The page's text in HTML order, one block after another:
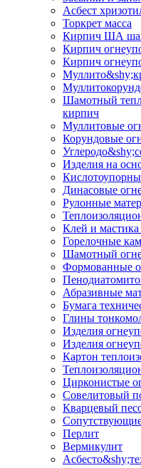
Асбест
Торкрет масса
Кирпич ША
Кирпич
Кирпич
Шамотный
кирпич
Муллитовые
Корундовые
Изделия на
Динасовые
Рулонные
Клей и мастика
Горелочные
Шамотный
Формованные
Абразивные
Бумага
Глины
Изделия
Изделия
Картон
Цирконистые
Совелитовый
Кварцевый
Перлит
Вермикулит